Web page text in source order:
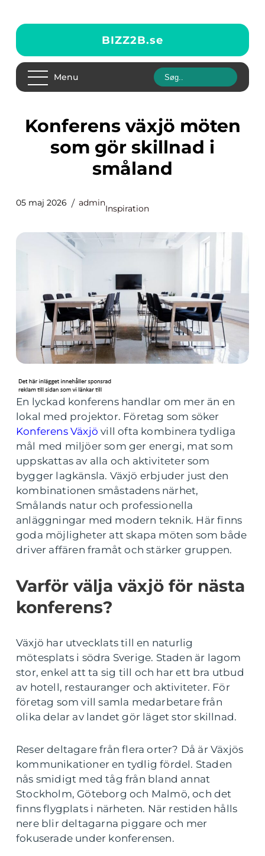
BIZZ2B.se
Menu
Konferens växjö möten
som gör skillnad i
småland
05 maj 2026 admin
Inspiration
En lyckad konferens handlar om mer än en
lokal med projektor. Företag som söker
Konferens Växjö vill ofta kombinera tydliga
mål med miljöer som ger energi, mat som
uppskattas av alla och aktiviteter som
bygger lagkänsla. Växjö erbjuder just den
kombinationen småstadens närhet,
Smålands natur och professionella
anläggningar med modern teknik. Här finns
goda möjligheter att skapa möten som både
driver affären framåt och stärker gruppen.
Varför välja växjö för nästa
konferens?
Växjö har utvecklats till en naturlig
mötesplats i södra Sverige. Staden är lagom
stor, enkel att ta sig till och har ett bra utbud
av hotell, restauranger och aktiviteter. För
företag som vill samla medarbetare från
olika delar av landet gör läget stor skillnad.
Reser deltagare från flera orter? Då är Växjös
kommunikationer en tydlig fördel. Staden
nås smidigt med tåg från bland annat
Stockholm, Göteborg och Malmö, och det
finns flygplats i närheten. När restiden hålls
nere blir deltagarna piggare och mer
fokuserade under konferensen.